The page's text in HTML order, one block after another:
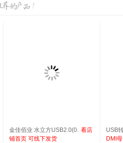
金佳佰业 水立方USB2.0(0. 看店
铺首页 可线下发货
USB
DMI